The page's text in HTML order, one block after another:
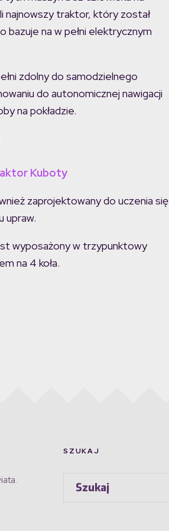
najnowszy traktor, który został
bazuje na w pełni elektrycznym
zdolny do samodzielnego
do autonomicznej nawigacji
na pokładzie.
Kuboty
zaprojektowany do uczenia się
upraw.
wyposażony w trzypunktowy
na 4 koła.
SZUKAJ